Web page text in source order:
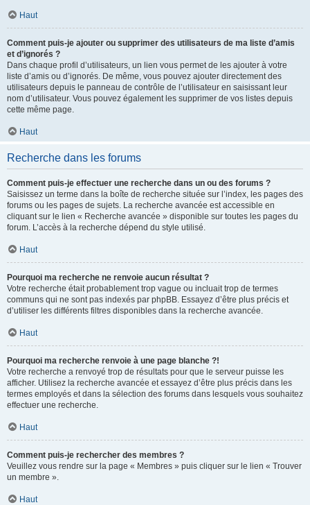
Haut
Comment puis-je ajouter ou supprimer des utilisateurs de ma liste d’amis
et d’ignorés ?
Dans chaque profil d’utilisateurs, un lien vous permet de les ajouter à votre
liste d’amis ou d’ignorés. De même, vous pouvez ajouter directement des
utilisateurs depuis le panneau de contrôle de l’utilisateur en saisissant leur
nom d’utilisateur. Vous pouvez également les supprimer de vos listes depuis
cette même page.
Haut
Recherche dans les forums
Comment puis-je effectuer une recherche dans un ou des forums ?
Saisissez un terme dans la boîte de recherche située sur l’index, les pages des
forums ou les pages de sujets. La recherche avancée est accessible en
cliquant sur le lien « Recherche avancée » disponible sur toutes les pages du
forum. L’accès à la recherche dépend du style utilisé.
Haut
Pourquoi ma recherche ne renvoie aucun résultat ?
Votre recherche était probablement trop vague ou incluait trop de termes
communs qui ne sont pas indexés par phpBB. Essayez d’être plus précis et
d’utiliser les différents filtres disponibles dans la recherche avancée.
Haut
Pourquoi ma recherche renvoie à une page blanche ?!
Votre recherche a renvoyé trop de résultats pour que le serveur puisse les
afficher. Utilisez la recherche avancée et essayez d’être plus précis dans les
termes employés et dans la sélection des forums dans lesquels vous souhaitez
effectuer une recherche.
Haut
Comment puis-je rechercher des membres ?
Veuillez vous rendre sur la page « Membres » puis cliquer sur le lien « Trouver
un membre ».
Haut